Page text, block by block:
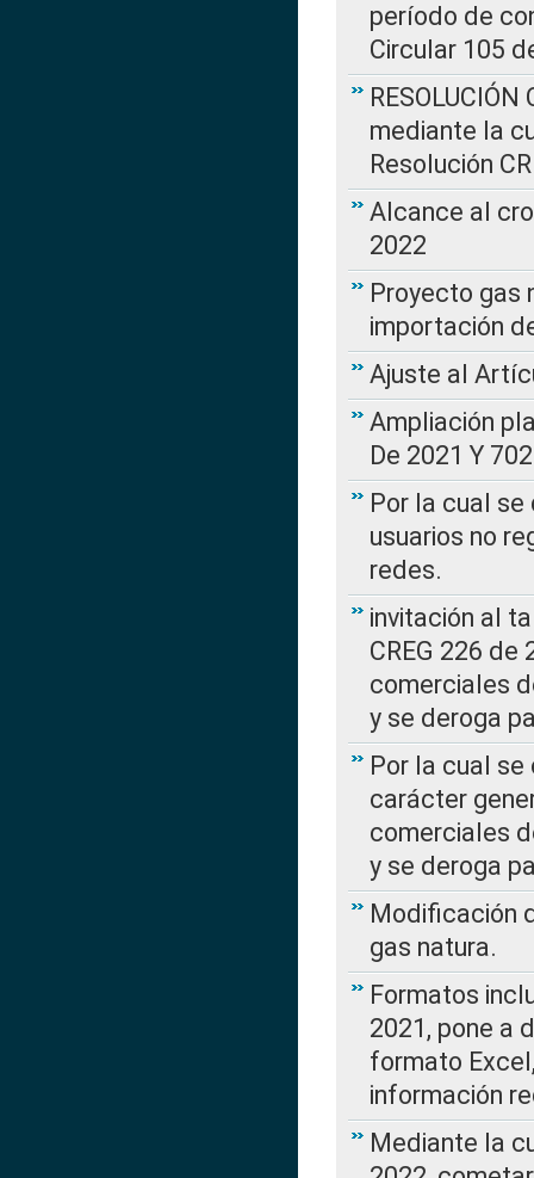
período de
Circular 105
mediante la
Resolución
Alcance al
2022
Proyecto gas
importación
Ajuste al
Ampliación
De 2021 Y
Por la cual
usuarios no
redes.
invitación al
CREG 226
comerciales
y se deroga
Por la cual
carácter
comerciales
y se deroga
Modificación
gas natura.
Formatos
2021, pone a
formato
información
Mediante la